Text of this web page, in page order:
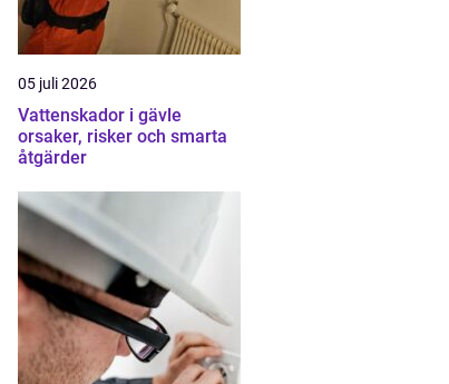
05 juli 2026
Vattenskador i gävle
orsaker, risker och smarta
åtgärder